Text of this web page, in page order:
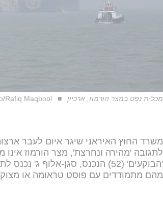
מכלית נפט במצר הורמוז, ארכיון Rafiq Maqbool
משרד החוץ האיראני שיגר איום לעבר
לתגובה 'מהירה ונחרצת', מצר הורמוז
מהם מתמודדים עם פוסט טראומה או